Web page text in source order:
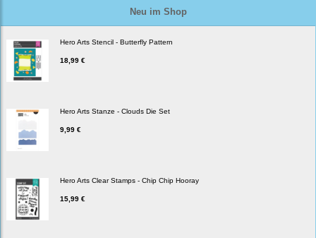
Neu im Shop
Hero Arts Stencil - Butterfly Pattern
18,99 €
Hero Arts Stanze - Clouds Die Set
9,99 €
Hero Arts Clear Stamps - Chip Chip Hooray
15,99 €